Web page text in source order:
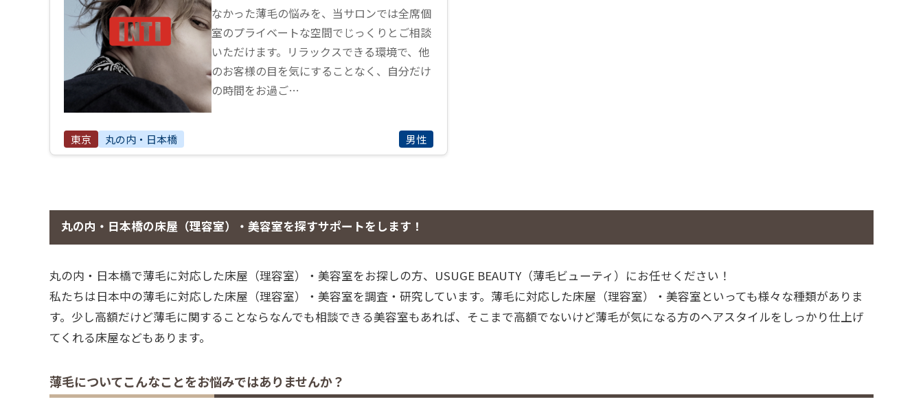
なかった薄毛の悩みを、当サロンでは全席個
室のプライベートな空間でじっくりとご相談
いただけます。リラックスできる環境で、他
のお客様の目を気にすることなく、自分だけ
の時間をお過ご…
東京 丸の内・日本橋 男性
丸の内・日本橋の床屋（理容室）・美容室を探すサポートをします！
丸の内・日本橋で薄毛に対応した床屋（理容室）・美容室をお探しの方、USUGE BEAUTY（薄毛ビューティ）にお任せください！
私たちは日本中の薄毛に対応した床屋（理容室）・美容室を調査・研究しています。薄毛に対応した床屋（理容室）・美容室といっても様々な種類がありま
す。少し高額だけど薄毛に関することならなんでも相談できる美容室もあれば、そこまで高額でないけど薄毛が気になる方のヘアスタイルをしっかり仕上げ
てくれる床屋などもあります。
薄毛についてこんなことをお悩みではありませんか？